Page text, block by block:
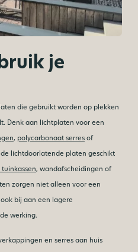
je
die gebruikt worden op plekken
Denk aan lichtplaten voor een
, polycarbonaat serres of
lichtdoorlatende platen geschikt
tuinkassen, wandafscheidingen of
zorgen niet alleen voor een
bij aan een lagere
werking.
en serres aan huis